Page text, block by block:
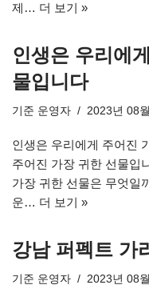
제… 더 보기 »
인생은 우리에
물입니다
기준 운영자 2023년 08
인생은 우리에게 주어진
주어진 가장 귀한 선물입
가장 귀한 선물은 무엇일
운… 더 보기 »
강남 퍼펙트 가
기준 운영자 2023년 08